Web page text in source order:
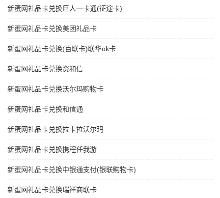
新蛋网礼品卡兑换巨人一卡通(征途卡)
新蛋网礼品卡兑换美团礼品卡
新蛋网礼品卡兑换(百联卡)联华ok卡
新蛋网礼品卡兑换资和信
新蛋网礼品卡兑换沃尔玛购物卡
新蛋网礼品卡兑换和信通
新蛋网礼品卡兑换拉卡拉沃尔玛
新蛋网礼品卡兑换携程任我游
新蛋网礼品卡兑换中银通支付(银联购物卡)
新蛋网礼品卡兑换瑞祥商联卡